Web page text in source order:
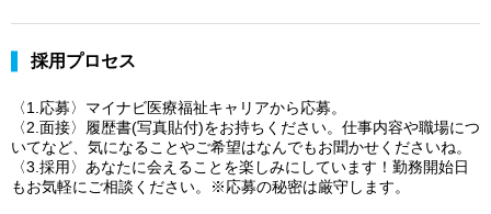
採用プロセス
〈1.応募〉マイナビ医療福祉キャリアから応募。
〈2.面接〉履歴書(写真貼付)をお持ちください。仕事内容や職場につ
いてなど、気になることやご希望はなんでもお聞かせくださいね。
〈3.採用〉あなたに会えることを楽しみにしています！勤務開始日
もお気軽にご相談ください。※応募の秘密は厳守します。